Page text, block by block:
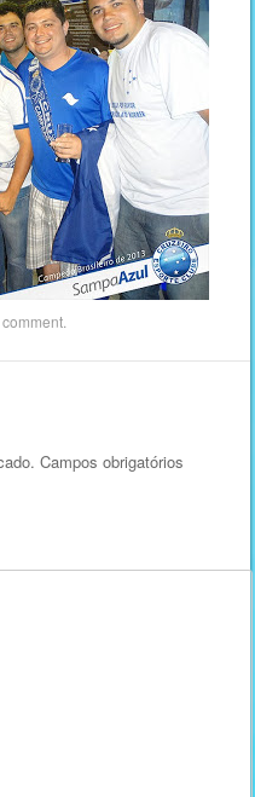
Campos obrigatórios